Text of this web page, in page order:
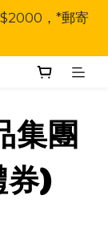
$2000，*郵寄
集團
)